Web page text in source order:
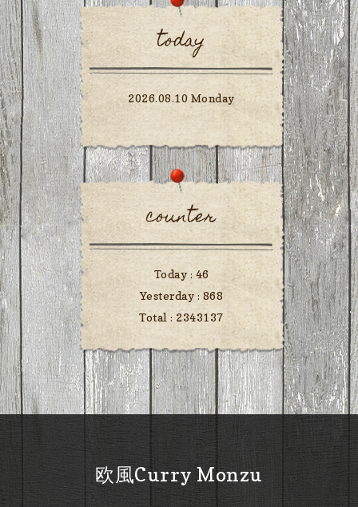
today
2026.08.10 Monday
counter
Today : 46
Yesterday : 868
Total : 2343137
欧風Curry Monzu